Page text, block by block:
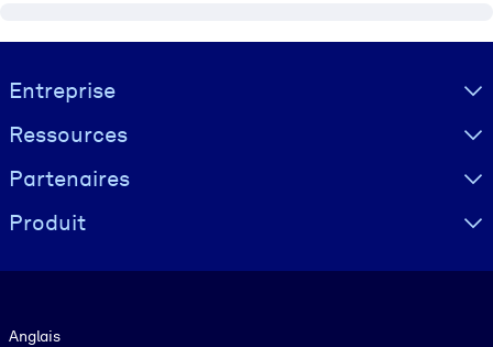
Visually hidden Text
Entreprise
Ressources
Partenaires
Produit
Anglais